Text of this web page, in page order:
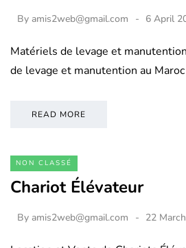
By amis2web@gmail.com 6 April
Matériels de levage et
de levage et manutention au
READ MORE
NON CLASSÉ
Chariot Élévateur
By amis2web@gmail.com 22